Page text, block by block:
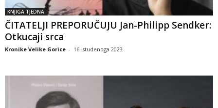
KNJIGA TJEDNA
ČITATELJI PREPORUČUJU Jan-Philipp Sendker:
Otkucaji srca
Kronike Velike Gorice - 16. studenoga 2023